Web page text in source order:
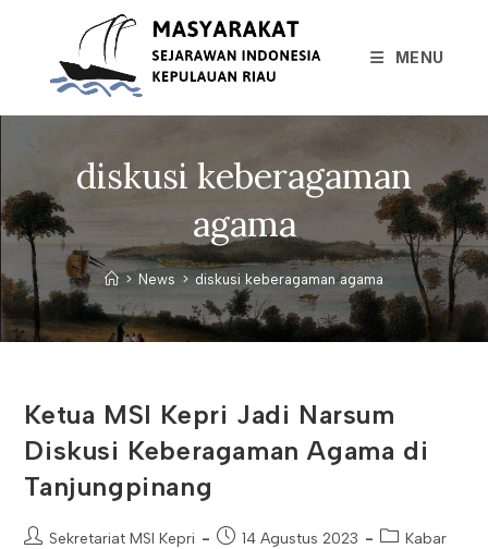
MENU
diskusi keberagaman
agama
> News > diskusi keberagaman agama
Ketua MSI Kepri Jadi Narsum
Diskusi Keberagaman Agama di
Tanjungpinang
PostSekretariat MSI Kepri
Post14 Agustus 2023
PostKabar